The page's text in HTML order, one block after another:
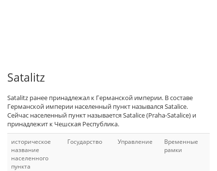
Satalitz
Satalitz ранее принадлежал к Германской империи. В составе
Германской империи населенный пункт назывался Satalice.
Сейчас населенный пункт называется Satalice (Praha-Satalice) и
принадлежит к Чешская Республика.
историческое
название
населенного
пункта
Государство Управление
Временные
рамки